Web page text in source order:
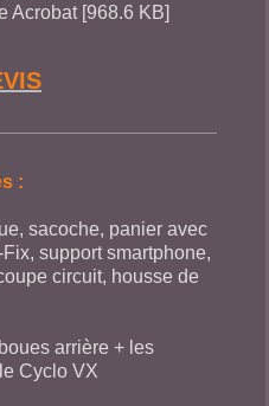
Acrobat [968.6 KB]
:
sacoche, panier avec
support smartphone,
circuit, housse de
arrière + les
Cyclo VX